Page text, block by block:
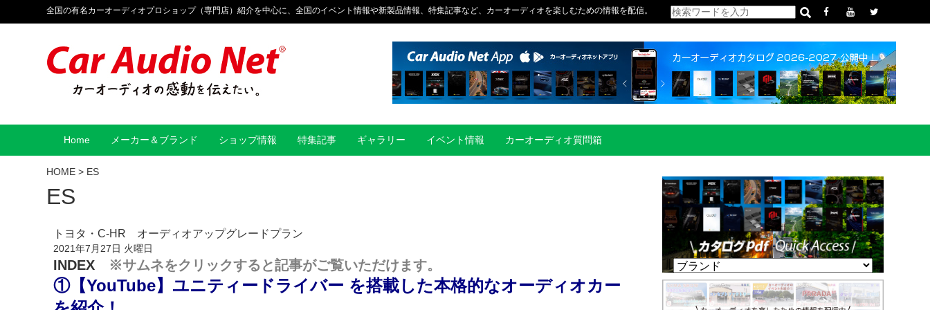
全国の有名カーオーディオプロショップ（専門店）紹介を中心に、全国のイベント情報や新製品情報、特集記事など、カーオーディオを楽しむための情報を配信。
Home メーカー＆ブランド ショップ情報 特集記事 ギャラリー イベント情報 カーオーディオ質問箱
HOME > ES
ES
トヨタ・C-HR オーディオアップグレードプラン
2021年7月27日 火曜日
INDEX ※サムネをクリックすると記事がご覧いただけます。
①【YouTube】 ユニティードライバー を搭載した本格的なオーディオカー